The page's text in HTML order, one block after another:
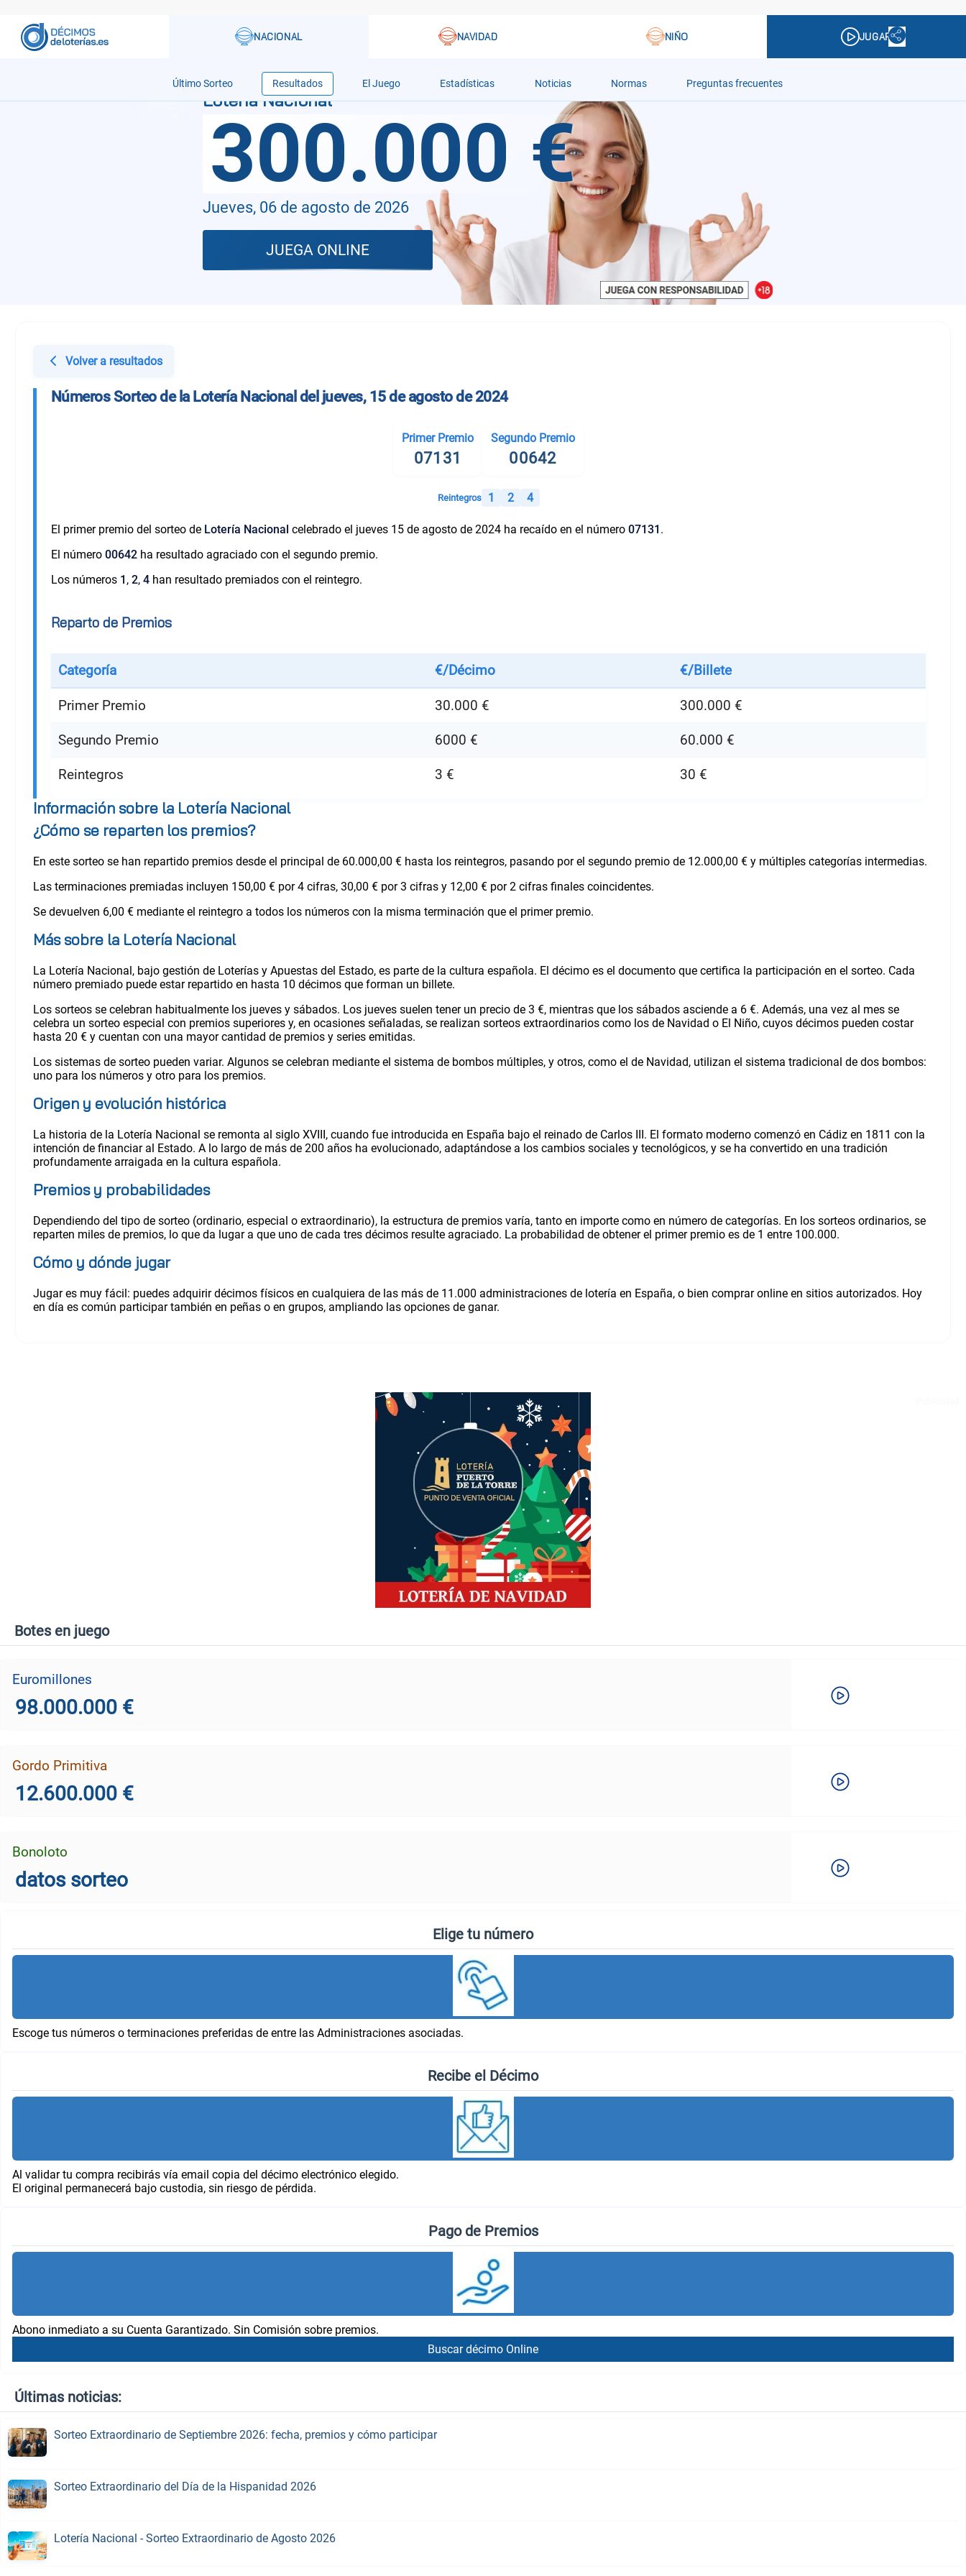
Último Sorteo Resultados El Juego Estadísticas Noticias Normas Preguntas frecuentes
Volver a resultados
Números Sorteo de la Lotería Nacional del jueves, 15 de agosto de 2024
Primer Premio
07131
Segundo Premio
00642
Reintegros 1 2 4
El primer premio del sorteo de Lotería Nacional celebrado el jueves 15 de agosto de 2024 ha recaído en el número 07131 .
El número 00642ha resultado agraciado con el segundo premio.
Los números 1 , 2, 4han resultado premiados con el reintegro.
Reparto de Premios
Categoría €/Décimo €/Billete
Primer Premio 30.000 € 300.000 €
Segundo Premio 6000 € 60.000 €
Reintegros 3 € 30 €
Información sobre la Lotería Nacional
¿Cómo se reparten los premios?
En este sorteo se han repartido premios desde el principal de 60.000,00 € hasta los reintegros, pasando por el segundo premio de 12.000,00 € y múltiples categorías intermedias.
Las terminaciones premiadas incluyen 150,00 € por 4 cifras, 30,00 € por 3 cifras y 12,00 € por 2 cifras finales coincidentes.
Se devuelven 6,00 € mediante el reintegro a todos los números con la misma terminación que el primer premio.
Más sobre la Lotería Nacional
La Lotería Nacional, bajo gestión de Loterías y Apuestas del Estado, es parte de la cultura española. El décimo es el documento que certifica la participación en el sorteo. Cada
número premiado puede estar repartido en hasta 10 décimos que forman un billete.
Los sorteos se celebran habitualmente los jueves y sábados. Los jueves suelen tener un precio de 3 €, mientras que los sábados asciende a 6 €. Además, una vez al mes se
celebra un sorteo especial con premios superiores y, en ocasiones señaladas, se realizan sorteos extraordinarios como los de Navidad o El Niño, cuyos décimos pueden costar
hasta 20 € y cuentan con una mayor cantidad de premios y series emitidas.
Los sistemas de sorteo pueden variar. Algunos se celebran mediante el sistema de bombos múltiples, y otros, como el de Navidad, utilizan el sistema tradicional de dos bombos:
uno para los números y otro para los premios.
Origen y evolución histórica
La historia de la Lotería Nacional se remonta al siglo XVIII, cuando fue introducida en España bajo el reinado de Carlos III. El formato moderno comenzó en Cádiz en 1811 con la
intención de financiar al Estado. A lo largo de más de 200 años ha evolucionado, adaptándose a los cambios sociales y tecnológicos, y se ha convertido en una tradición
profundamente arraigada en la cultura española.
Premios y probabilidades
Dependiendo del tipo de sorteo (ordinario, especial o extraordinario), la estructura de premios varía, tanto en importe como en número de categorías. En los sorteos ordinarios, se
reparten miles de premios, lo que da lugar a que uno de cada tres décimos resulte agraciado. La probabilidad de obtener el primer premio es de 1 entre 100.000.
Cómo y dónde jugar
Jugar es muy fácil: puedes adquirir décimos físicos en cualquiera de las más de 11.000 administraciones de lotería en España, o bien comprar online en sitios autorizados. Hoy
en día es común participar también en peñas o en grupos, ampliando las opciones de ganar.
Botes en juego
Euromillones
98.000.000 €
Gordo Primitiva
12.600.000 €
Bonoloto
datos sorteo
Elige tu número
Escoge tus números o terminaciones preferidas de entre las Administraciones asociadas.
Recibe el Décimo
Al validar tu compra recibirás vía email copia del décimo electrónico elegido.
El original permanecerá bajo custodia, sin riesgo de pérdida.
Pago de Premios
Abono inmediato a su Cuenta Garantizado. Sin Comisión sobre premios.
Buscar décimo Online
Últimas noticias:
Sorteo Extraordinario de Septiembre 2026: fecha, premios y cómo participar
Sorteo Extraordinario del Día de la Hispanidad 2026
Lotería Nacional - Sorteo Extraordinario de Agosto 2026
300.000 €
Jueves, 06 de agosto de 2026
JUEGA ONLINE